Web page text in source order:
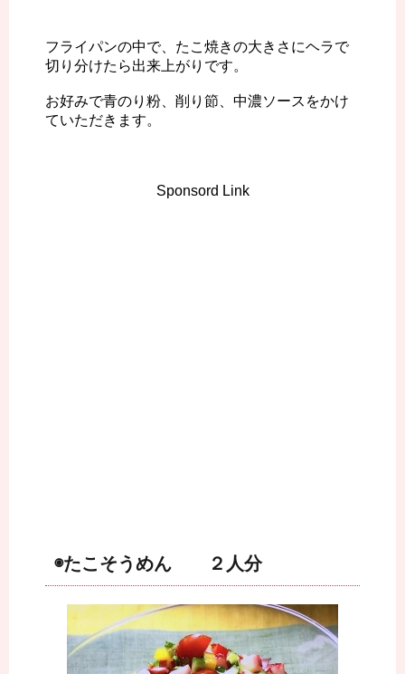
フライパンの中で、たこ焼きの大きさにヘラで
切り分けたら出来上がりです。
お好みで青のり粉、削り節、中濃ソースをかけ
ていただきます。
Sponsord Link
◉たこそうめん ２人分